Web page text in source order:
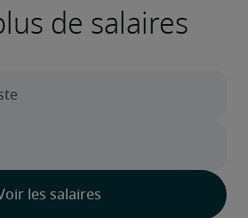
de salaires